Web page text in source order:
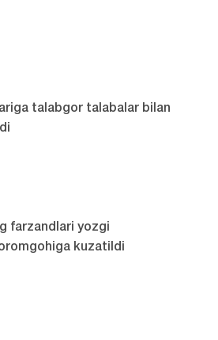
talabgor talabalar bilan
farzandlari yozgi
kuzatildi